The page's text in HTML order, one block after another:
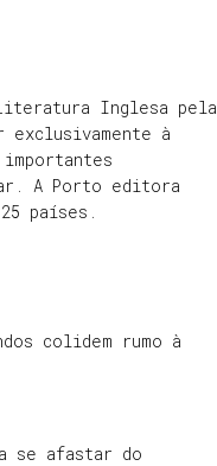
Inglesa pela
à
A Porto editora
países.
colidem rumo à
se afastar do